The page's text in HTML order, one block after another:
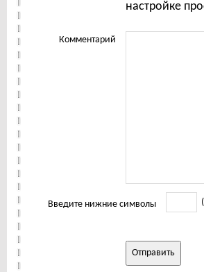
настройке
Комментарий
Введите нижние символы